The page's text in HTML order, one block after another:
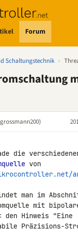
Forum
Schaltungstechnik ›
man im
mit
den Hinweis "Eine
Präzisions-